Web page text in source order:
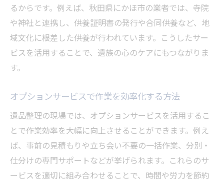
るからです。例えば、秋田県にかほ市の業者では、寺院
や神社と連携し、供養証明書の発行や合同供養など、地
域文化に根差した供養が行われています。こうしたサー
ビスを活用することで、遺族の心のケアにもつながりま
す。
オプションサービスで作業を効率化する方法
遺品整理の現場では、オプションサービスを活用するこ
とで作業効率を大幅に向上させることができます。例え
ば、事前の見積もりや立ち会い不要の一括作業、分別・
仕分けの専門サポートなどが挙げられます。これらのサ
ービスを適切に組み合わせることで、時間や労力を節約